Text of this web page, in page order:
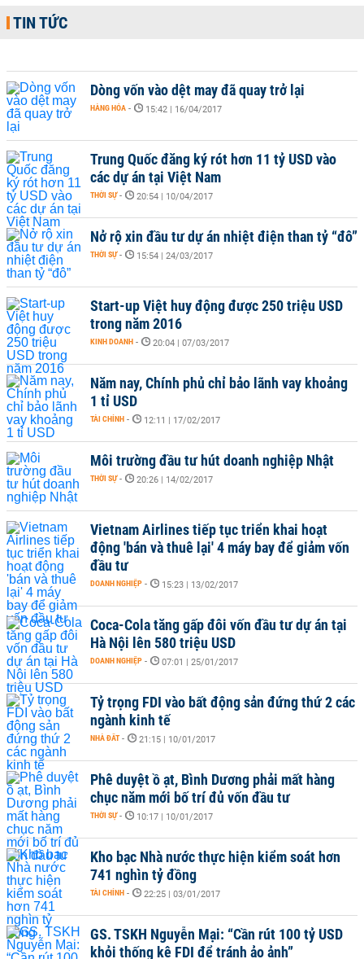
TIN TỨC
Dòng vốn vào dệt may đã quay trở lại
HÀNG HÓA - 15:42 | 16/04/2017
Trung Quốc đăng ký rót hơn 11 tỷ USD vào
các dự án tại Việt Nam
THỜI SỰ - 20:54 | 10/04/2017
Nở rộ xin đầu tư dự án nhiệt điện than tỷ “đô”
THỜI SỰ - 15:54 | 24/03/2017
Start-up Việt huy động được 250 triệu USD
trong năm 2016
KINH DOANH - 20:04 | 07/03/2017
Năm nay, Chính phủ chỉ bảo lãnh vay khoảng
1 tỉ USD
TÀI CHÍNH - 12:11 | 17/02/2017
Môi trường đầu tư hút doanh nghiệp Nhật
THỜI SỰ - 20:26 | 14/02/2017
Vietnam Airlines tiếp tục triển khai hoạt
động 'bán và thuê lại' 4 máy bay để giảm vốn
đầu tư
DOANH NGHIỆP - 15:23 | 13/02/2017
Coca-Cola tăng gấp đôi vốn đầu tư dự án tại
Hà Nội lên 580 triệu USD
DOANH NGHIỆP - 07:01 | 25/01/2017
Tỷ trọng FDI vào bất động sản đứng thứ 2 các
ngành kinh tế
NHÀ ĐẤT - 21:15 | 10/01/2017
Phê duyệt ồ ạt, Bình Dương phải mất hàng
chục năm mới bố trí đủ vốn đầu tư
THỜI SỰ - 10:17 | 10/01/2017
Kho bạc Nhà nước thực hiện kiểm soát hơn
741 nghìn tỷ đồng
TÀI CHÍNH - 22:25 | 03/01/2017
GS. TSKH Nguyễn Mại: “Cần rút 100 tỷ USD
khỏi thống kê FDI để tránh ảo ảnh”